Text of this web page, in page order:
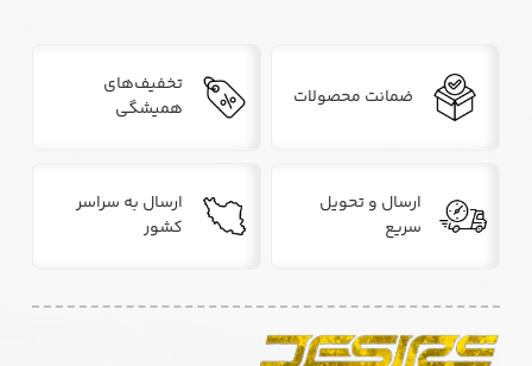
ضمانت محصولات
تخفیف‌های
همیشگی
ارسال و تحویل
سریع
ارسال به سراسر
کشور